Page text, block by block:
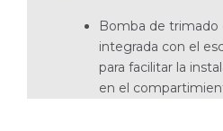
Bomba de trimado
integrada con el
para facilitar la
en el